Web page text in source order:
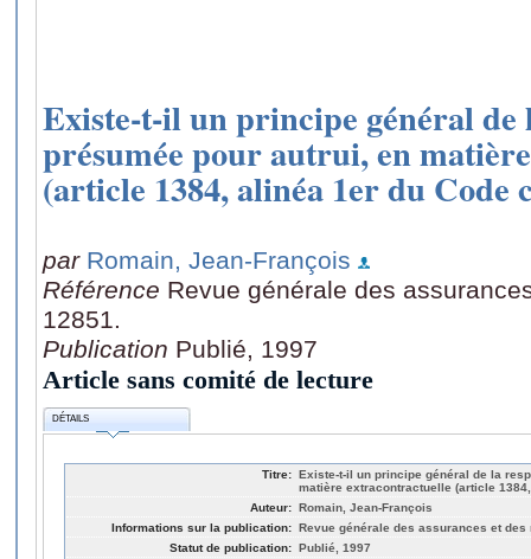
Existe-t-il un principe général de
présumée pour autrui, en
(article 1384, alinéa 1er du Code
par Romain, Jean-François
Référence Revue générale des
12851.
Publication Publié, 1997
Article sans comité de lecture
DÉTAILS
Titre: Existe-t-il un principe général de la
matière extracontractuelle (article
Auteur: Romain, Jean-François
Informations sur la publication: Revue générale des assurances et des
Statut de publication: Publié, 1997